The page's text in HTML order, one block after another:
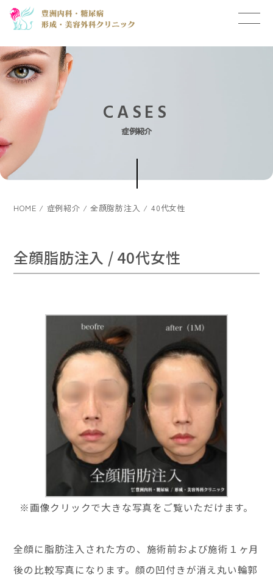
CASES
症例紹介
HOME 症例紹介 全顔脂肪注入 / 40代女性
全顔脂肪注入 / 40代女性
※画像クリックで大きな写真をご覧いただけます。
全顔に脂肪注入された方の、施術前および施術１ヶ月
後の比較写真になります。顔の凹付きが消え丸い輪郭